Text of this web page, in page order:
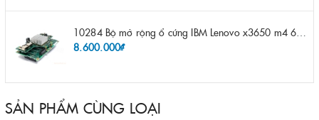
8.600.000₫
SẢN PHẨM CÙNG LOẠI